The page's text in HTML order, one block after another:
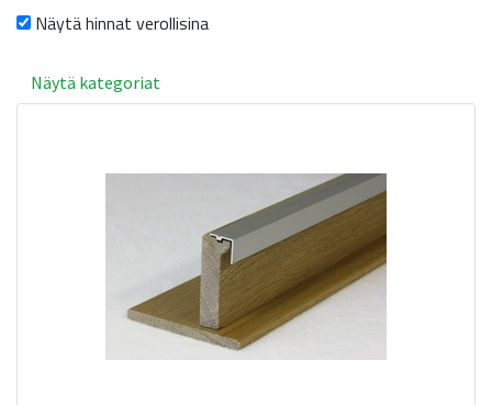
Näytä hinnat verollisina
Näytä kategoriat